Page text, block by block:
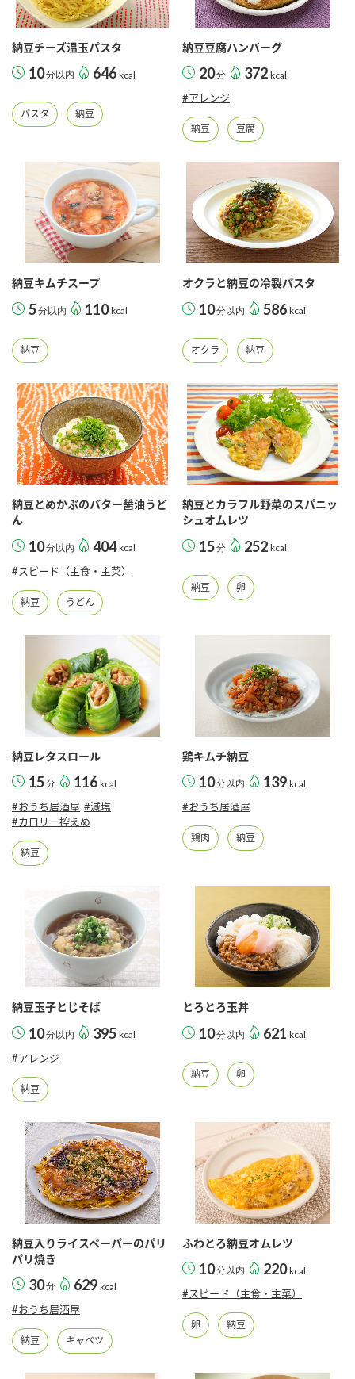
納豆チーズ温玉パスタ
10分以内 646 kcal
パスタ 納豆
納豆豆腐ハンバーグ
20分 372 kcal
#アレンジ
納豆 豆腐
納豆キムチスープ
5分以内 110 kcal
納豆
オクラと納豆の冷製パスタ
10分以内 586 kcal
オクラ 納豆
納豆とめかぶのバター醤油うど
ん
10分以内 404 kcal
#スピード（主食・主菜）
納豆 うどん
納豆とカラフル野菜のスパニッ
シュオムレツ
15分 252 kcal
納豆 卵
納豆レタスロール
15分 116 kcal
#おうち居酒屋 #減塩
#カロリー控えめ
納豆
鶏キムチ納豆
10分以内 139 kcal
#おうち居酒屋
鶏肉 納豆
納豆玉子とじそば
10分以内 395 kcal
#アレンジ
納豆
とろとろ玉丼
10分以内 621 kcal
納豆 卵
納豆入りライスペーパーのパリ
パリ焼き
30分 629 kcal
#おうち居酒屋
納豆 キャベツ
ふわとろ納豆オムレツ
10分以内 220 kcal
#スピード（主食・主菜）
卵 納豆